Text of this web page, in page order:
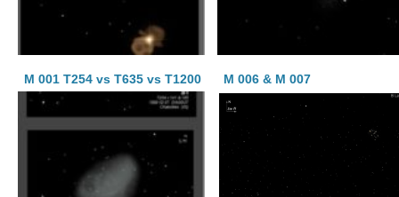
M 001 T254 vs T635 vs T1200 M 006 & M 007